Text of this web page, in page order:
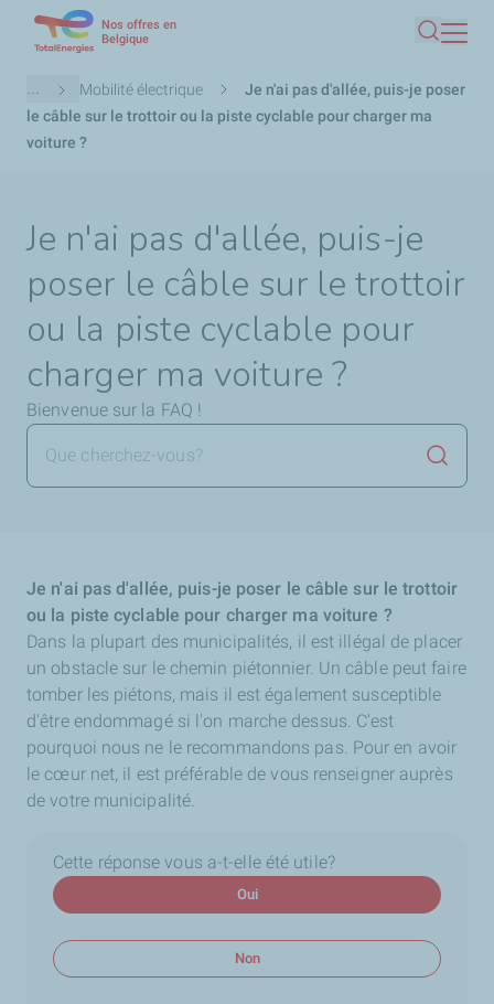
contenu
principal
Nos offres en
Belgique
Fil
d'Ariane
... Mobilité électrique
Je n'ai pas d'allée, puis-je poser
le câble sur le trottoir ou la piste cyclable pour charger ma
voiture ?
Je n'ai pas d'allée, puis-je
poser le câble sur le trottoir
ou la piste cyclable pour
charger ma voiture ?
Bienvenue sur la FAQ !
Je n'ai pas d'allée, puis-je poser le câble sur le trottoir
ou la piste cyclable pour charger ma voiture ?
Dans la plupart des municipalités, il est illégal de placer
un obstacle sur le chemin piétonnier. Un câble peut faire
tomber les piétons, mais il est également susceptible
d'être endommagé si l'on marche dessus. C'est
pourquoi nous ne le recommandons pas. Pour en avoir
le cœur net, il est préférable de vous renseigner auprès
de votre municipalité.
Cette réponse vous a-t-elle été utile?
Oui
Non